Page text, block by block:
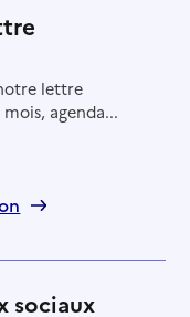
lettre
agenda...
sociaux